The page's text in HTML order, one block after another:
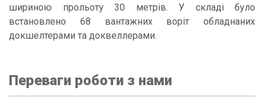
шириною прольоту 30 метрів. У складі було
встановлено 68 вантажних воріт обладнаних
докшелтерами та доквеллерами.
Переваги роботи з нами